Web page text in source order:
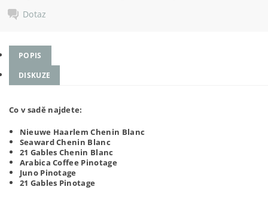
Dotaz
POPIS
DISKUZE
Co v sadě najdete:
Nieuwe Haarlem Chenin Blanc
Seaward Chenin Blanc
21 Gables Chenin Blanc
Arabica Coffee Pinotage
Juno Pinotage
21 Gables Pinotage